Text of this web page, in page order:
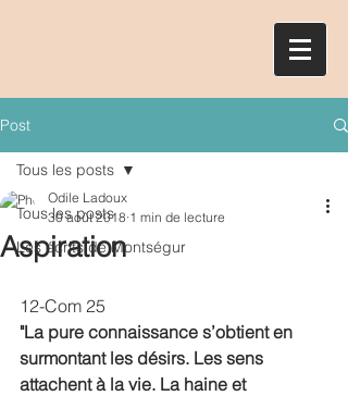
Post
Tous les posts
Les écrits de Montségur
Tous les posts
Aspiration
Odile Ladoux
30 août 2018 1 min de lecture
12-Com 25
"La pure connaissance s’obtient en
surmontant les désirs. Les sens
attachent à la vie. La haine et